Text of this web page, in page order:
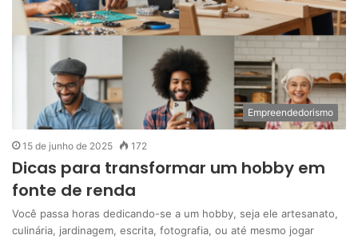
Empreendedorismo
15 de junho de 2025 172
Dicas para transformar um hobby em
fonte de renda
Você passa horas dedicando-se a um hobby, seja ele artesanato,
culinária, jardinagem, escrita, fotografia, ou até mesmo jogar